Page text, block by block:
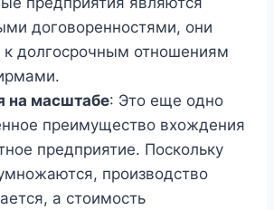
договоренностями, они
к долгосрочным отношениям
на масштабе: Это еще одно
преимущество вхождения
предприятие. Поскольку
производство
а стоимость